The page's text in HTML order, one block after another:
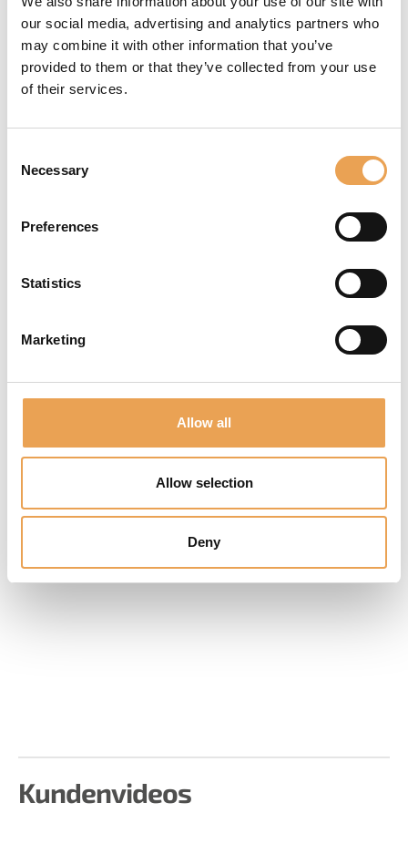
our social media, advertising and analytics partners who
may combine it with other information that you’ve
provided to them or that they’ve collected from your use
of their services.
Selection
Necessary
Preferences
Statistics
Marketing
Allow all
Allow selection
Deny
Teamvideos
Product Management
Sales We are ColorGATE
Kundenvideos